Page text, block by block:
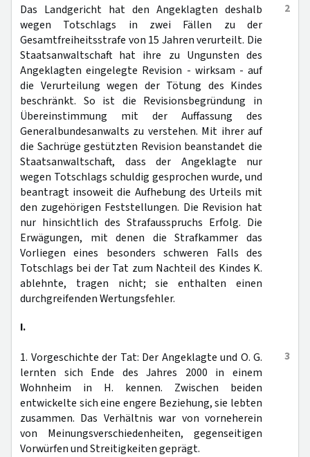
2
Das Landgericht hat den Angeklagten deshalb
wegen Totschlags in zwei Fällen zu der
Gesamtfreiheitsstrafe von 15 Jahren verurteilt. Die
Staatsanwaltschaft hat ihre zu Ungunsten des
Angeklagten eingelegte Revision - wirksam - auf
die Verurteilung wegen der Tötung des Kindes
beschränkt. So ist die Revisionsbegründung in
Übereinstimmung mit der Auffassung des
Generalbundesanwalts zu verstehen. Mit ihrer auf
die Sachrüge gestützten Revision beanstandet die
Staatsanwaltschaft, dass der Angeklagte nur
wegen Totschlags schuldig gesprochen wurde, und
beantragt insoweit die Aufhebung des Urteils mit
den zugehörigen Feststellungen. Die Revision hat
nur hinsichtlich des Strafausspruchs Erfolg. Die
Erwägungen, mit denen die Strafkammer das
Vorliegen eines besonders schweren Falls des
Totschlags bei der Tat zum Nachteil des Kindes K.
ablehnte, tragen nicht; sie enthalten einen
durchgreifenden Wertungsfehler.
I.
3
1. Vorgeschichte der Tat: Der Angeklagte und O. G.
lernten sich Ende des Jahres 2000 in einem
Wohnheim in H. kennen. Zwischen beiden
entwickelte sich eine engere Beziehung, sie lebten
zusammen. Das Verhältnis war von vorneherein
von Meinungsverschiedenheiten, gegenseitigen
Vorwürfen und Streitigkeiten geprägt.